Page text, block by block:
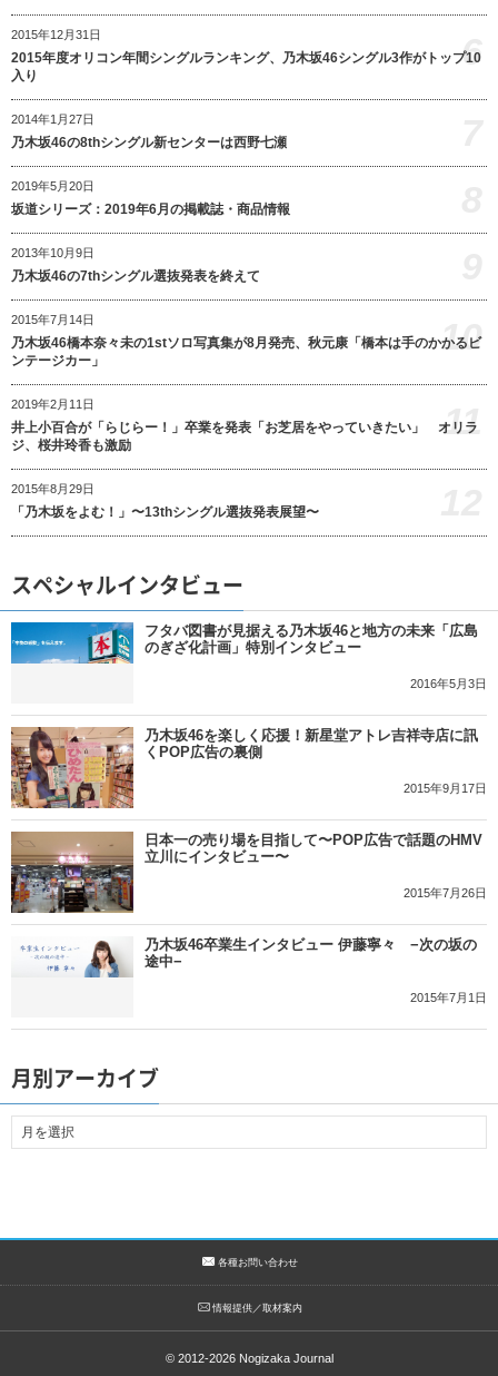
2015年12月31日
2015年度オリコン年間シングルランキング、乃木坂46シングル3作がトップ10
入り
6
2014年1月27日
乃木坂46の8thシングル新センターは西野七瀬
2019年5月20日
坂道シリーズ：2019年6月の掲載誌・商品情報
2013年10月9日
乃木坂46の7thシングル選抜発表を終えて
2015年7月14日
乃木坂46橋本奈々未の1stソロ写真集が8月発売、秋元康「橋本は手のかかるビ
ンテージカー」
10
2019年2月11日
井上小百合が「らじらー！」卒業を発表「お芝居をやっていきたい」 オリラ
ジ、桜井玲香も激励
11
2015年8月29日
「乃木坂をよむ！」〜13thシングル選抜発表展望〜
スペシャルインタビュー
フタバ図書が見据える乃木坂46と地方の未来「広島
のぎざ化計画」特別インタビュー
2016年5月3日
乃木坂46を楽しく応援！新星堂アトレ吉祥寺店に訊
くPOP広告の裏側
2015年9月17日
日本一の売り場を目指して〜POP広告で話題のHMV
立川にインタビュー〜
2015年7月26日
乃木坂46卒業生インタビュー 伊藤寧々 −次の坂の
途中−
2015年7月1日
月別アーカイブ
各種お問い合わせ
情報提供／取材案内
© 2012-2026 Nogizaka Journal